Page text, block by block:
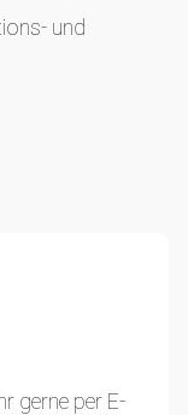
und
gerne per E-